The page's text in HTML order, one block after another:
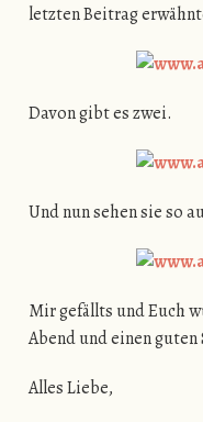
letzten Beitrag
Davon gibt es zwei.
Und nun sehen sie so
Mir gefällts und Euch
Abend und einen
Alles Liebe,